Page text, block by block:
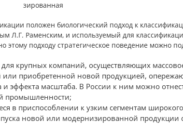
зированная
положен биологический подход к
Л.Г. Раменским, и используемый для
этому подходу стратегическое поведение можно
для крупных компаний, осуществляющих
приобретенной новой продукцией,
и эффекта масштаба. В России к ним можно
промышленности;
в приспособлении к узким сегментам
новой или модернизированной